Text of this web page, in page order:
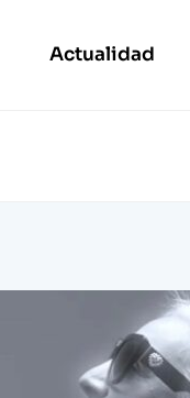
Actualidad